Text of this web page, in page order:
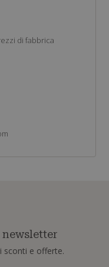
di fabbrica
sconti e offerte.